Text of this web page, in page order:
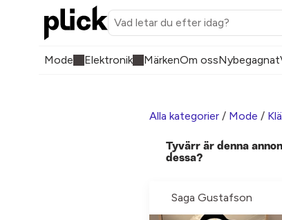
Mode Elektronik MärkenOm ossNybegagnat
Alla kategorier / Mode /
Tyvärr är denna
dessa?
Saga Gustafson